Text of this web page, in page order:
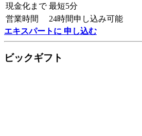
現金化まで 最短5分
営業時間
24時間申し込み可能
エキスパートに 申し込む
ビックギフト